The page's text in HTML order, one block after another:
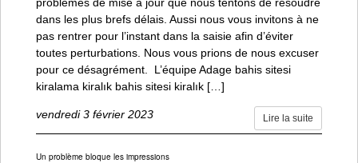
dans les plus brefs délais. Aussi nous vous invitons à ne
pas rentrer pour l’instant dans la saisie afin d’éviter
toutes perturbations. Nous vous prions de nous excuser
pour ce désagrément. L’équipe Adage bahis sitesi
kiralama kiralık bahis sitesi kiralık […]
vendredi 3 février 2023 Lire la suite
Un problème bloque les impressions